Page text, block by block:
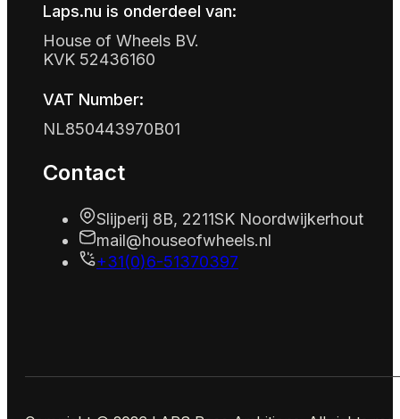
Laps.nu is onderdeel van:
House of Wheels BV.
KVK 52436160
VAT Number:
NL850443970B01
Contact
Slijperij 8B, 2211SK Noordwijkerhout
mail@houseofwheels.nl
+31(0)6-51370397